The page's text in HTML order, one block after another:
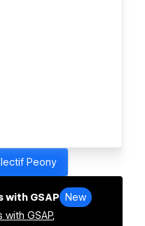
Peony
with GSAP
New
GSAP,